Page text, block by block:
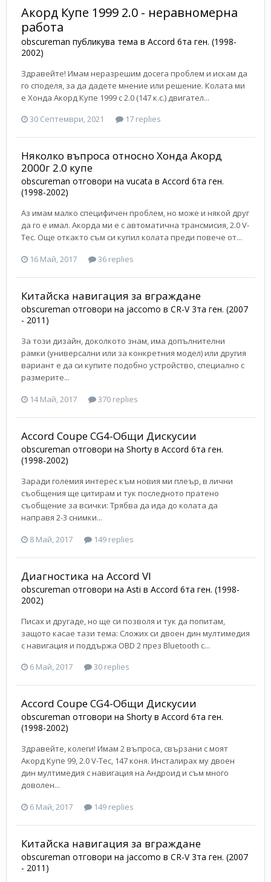
Акорд Купе 1999 2.0 - неравномерна
работа
obscureman публикува тема в Accord 6та ген. (1998-
2002)
Здравейте! Имам неразрешим досега проблем и искам да
го споделя, за да дадете мнение или решение. Колата ми
е Хонда Акорд Купе 1999 с 2.0 (147 к.с.) двигател...
30 Септември, 2021
17 replies
Няколко въпроса относно Хонда Акорд
2000г 2.0 купе
obscureman отговори на vucata в Accord 6та ген.
(1998-2002)
Аз имам малко специфичен проблем, но може и някой друг
да го е имал. Акорда ми е с автоматична трансмисия, 2.0 V-
Tec. Още откакто съм си купил колата преди повече от...
16 Май, 2017
36 replies
Китайска навигация за вграждане
obscureman отговори на jaccomo в CR-V 3та ген. (2007
- 2011)
За този дизайн, доколкото знам, има допълнителни
рамки (универсални или за конкретния модел) или другия
вариант е да си купите подобно устройство, специално с
размерите...
14 Май, 2017
370 replies
Accord Coupe CG4-Общи Дискусии
obscureman отговори на Shorty в Accord 6та ген.
(1998-2002)
Заради големия интерес към новия ми плеър, в лични
съобщения ще цитирам и тук последното пратено
съобщение за всички: Трябва да ида до колата да
направя 2-3 снимки...
8 Май, 2017
149 replies
Диагностика на Accord VI
obscureman отговори на Asti в Accord 6та ген. (1998-
2002)
Писах и другаде, но ще си позволя и тук да попитам,
защото касае тази тема: Сложих си двоен дин мултимедия
с навигация и поддържа OBD 2 през Bluetooth с...
6 Май, 2017
30 replies
Accord Coupe CG4-Общи Дискусии
obscureman отговори на Shorty в Accord 6та ген.
(1998-2002)
Здравейте, колеги! Имам 2 въпроса, свързани с моят
Акорд Купе 99, 2.0 V-Tec, 147 коня. Инсталирах му двоен
дин мултимедия с навигация на Андроид и съм много
доволен...
6 Май, 2017
149 replies
Китайска навигация за вграждане
obscureman отговори на jaccomo в CR-V 3та ген. (2007
- 2011)